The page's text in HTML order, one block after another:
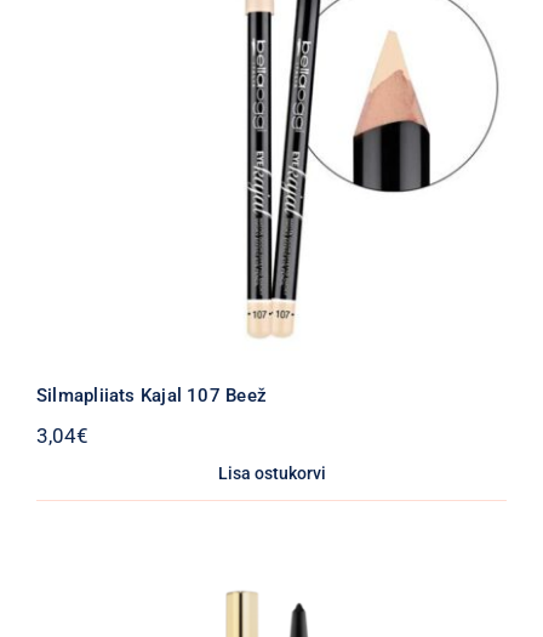
Silmapliiats Kajal 107 Beež
3,04€
Lisa ostukorvi